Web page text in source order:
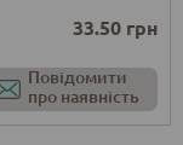
33.50 грн
Повідомити
про наявність